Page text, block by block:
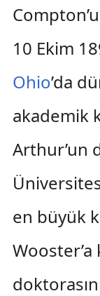
10 Ekim
Ohio’da
akademik
Arthur’un
en büyük
Wooster’a